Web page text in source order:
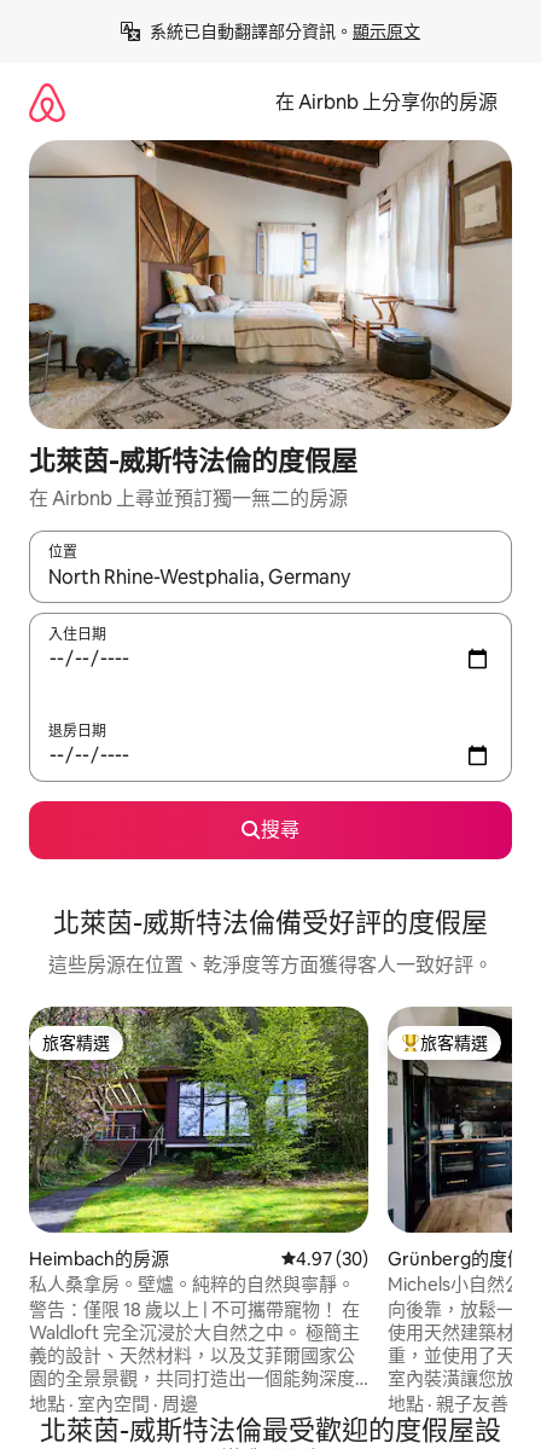
系統已自動翻譯部分資訊。 顯示原文
在 Airbnb 上分享你的房源
北萊茵-威斯特法倫的度假屋
在 Airbnb 上尋並預訂獨一無二的房源
位置
如有搜尋結果，瀏覽內容時請使用上下箭頭，或輕點、滑動裝置。
入住日期
退房日期
搜尋
北萊茵-威斯特法倫備受好評的度假屋
這些房源在位置、乾淨度等方面獲得客人一致好評。
旅客精選
旅客精選
Heimbach的房源 從 30 則評價中獲得 4.97 的平均
4.97 (30)
私人桑拿房。壁爐。純粹的自然與寧靜。
警告：僅限 18 歲以上 | 不可攜帶寵物！ 在
Waldloft 完全沉浸於大自然之中。 極簡主
義的設計、天然材料，以及艾菲爾國家公
園的全景景觀，共同打造出一個能夠深度
恢復身心的度假勝地。 手工打磨的落葉松
木、實心木樑、噼啪作響的壁爐和溫暖的
地點 · 室內空間 · 周邊
旅客精選榜首
旅客精選
Grünberg的度假
Michels小自然公
向後靠，放鬆一下
使用天然建築材料建造。 我對
重，並使用了天然石板
室內裝潢讓您放鬆
福格爾斯貝格山的
往火山山地自行
地點 ·親子友善
北萊茵-威斯特法倫最受歡迎的度假屋設